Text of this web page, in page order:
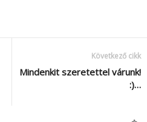
Következő cikk
Mindenkit szeretettel várunk!
:)…